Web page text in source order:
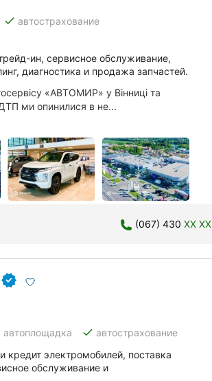
done автострахование
ин, сервисное обслуживание,
диагностика и продажа запчастей.
«АВТОМИР» у Вінниці та
ми опинилися в не...
(067) 430 XX XX
автоплощадка done автострахование
кредит электромобилей, поставка
обслуживание и